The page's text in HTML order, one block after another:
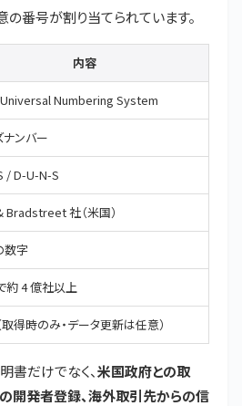
番号が割り当てられています。
内容
Numbering System
ナンバー
/ D-U-N-S
Bradstreet 社（米国）
数字
約 4 億社以上
取得時のみ・データ更新は任意）
だけでなく、米国政府との取
開発者登録、海外取引先からの信